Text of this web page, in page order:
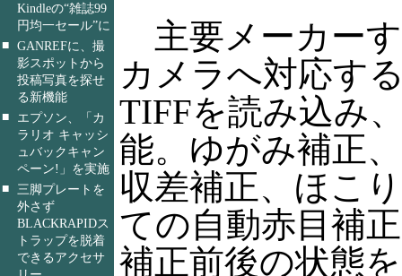
Kindleの“雑誌99
円均一セール”に
■ GANREFに、撮
影スポットから
投稿写真を探せ
る新機能
■
エプソン、「カ
ラリオ キャッシ
ュバックキャン
ペーン!」を実施
■ 三脚プレートを
外さず
BLACKRAPIDス
トラップを脱着
できるアクセサ
主要メーカー
カメラへ対応す
TIFFを読み込み
能。ゆがみ補正
収差補正、ほこ
ての自動赤目補
補正前後の状態